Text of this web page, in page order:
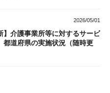
2026/05/01
】介護事業所等に対するサービ
道府県の実施状況（随時更